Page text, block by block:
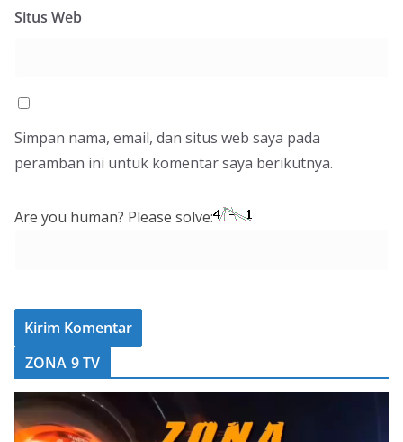
Situs Web
Simpan nama, email, dan situs web saya pada
peramban ini untuk komentar saya berikutnya.
Are you human? Please solve:
ZONA 9 TV
e